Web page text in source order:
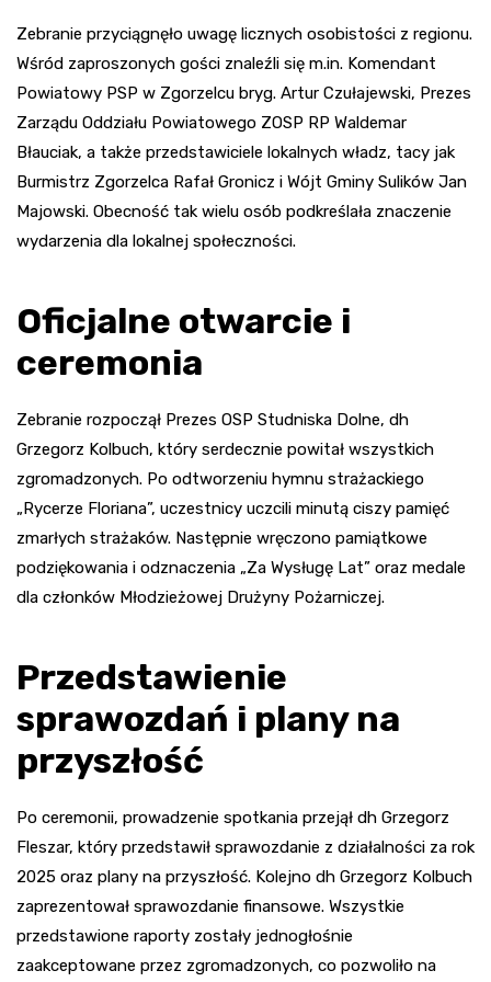
Zebranie przyciągnęło uwagę licznych osobistości z regionu.
Wśród zaproszonych gości znaleźli się m.in. Komendant
Powiatowy PSP w Zgorzelcu bryg. Artur Czułajewski, Prezes
Zarządu Oddziału Powiatowego ZOSP RP Waldemar
Błauciak, a także przedstawiciele lokalnych władz, tacy jak
Burmistrz Zgorzelca Rafał Gronicz i Wójt Gminy Sulików Jan
Majowski. Obecność tak wielu osób podkreślała znaczenie
wydarzenia dla lokalnej społeczności.
Oficjalne otwarcie i
ceremonia
Zebranie rozpoczął Prezes OSP Studniska Dolne, dh
Grzegorz Kolbuch, który serdecznie powitał wszystkich
zgromadzonych. Po odtworzeniu hymnu strażackiego
„Rycerze Floriana”, uczestnicy uczcili minutą ciszy pamięć
zmarłych strażaków. Następnie wręczono pamiątkowe
podziękowania i odznaczenia „Za Wysługę Lat” oraz medale
dla członków Młodzieżowej Drużyny Pożarniczej.
Przedstawienie
sprawozdań i plany na
przyszłość
Po ceremonii, prowadzenie spotkania przejął dh Grzegorz
Fleszar, który przedstawił sprawozdanie z działalności za rok
2025 oraz plany na przyszłość. Kolejno dh Grzegorz Kolbuch
zaprezentował sprawozdanie finansowe. Wszystkie
przedstawione raporty zostały jednogłośnie
zaakceptowane przez zgromadzonych, co pozwoliło na